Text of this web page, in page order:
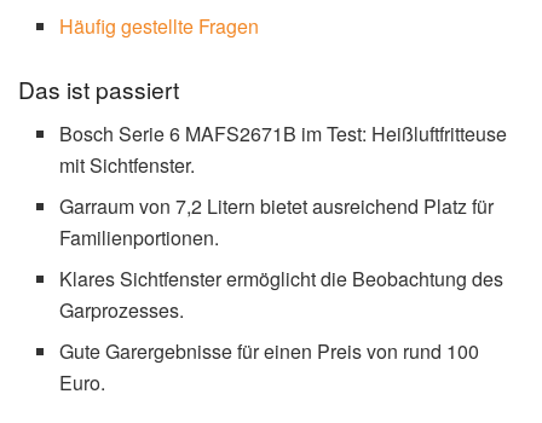
Häufig gestellte Fragen
Das ist passiert
Bosch Serie 6 MAFS2671B im Test: Heißluftfritteuse
mit Sichtfenster.
Garraum von 7,2 Litern bietet ausreichend Platz für
Familienportionen.
Klares Sichtfenster ermöglicht die Beobachtung des
Garprozesses.
Gute Garergebnisse für einen Preis von rund 100
Euro.